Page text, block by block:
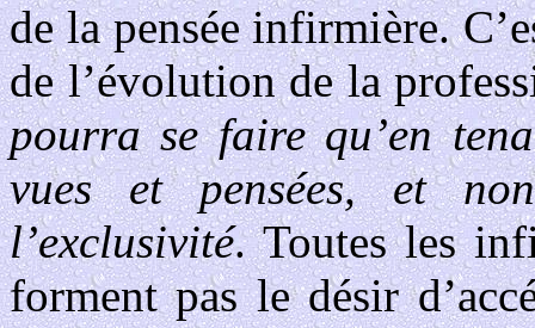
de la pensée infirmière.
de l’évolution de la
pourra se faire qu’en
vues et pensées, et
l’exclusivité. Toutes les
forment pas le désir